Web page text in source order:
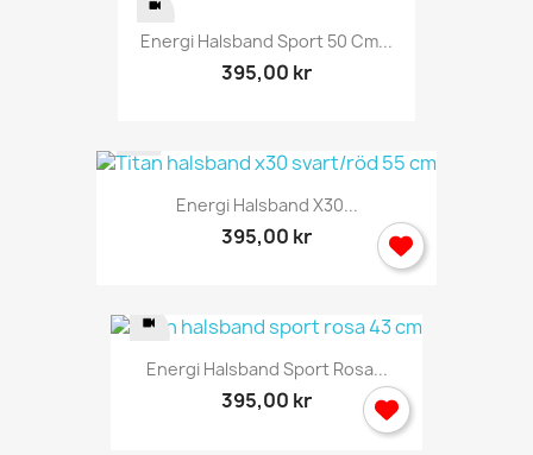
Energi Halsband Sport 50 Cm...
395,00 kr
Energi Halsband X30...
395,00 kr
Energi Halsband Sport Rosa...
395,00 kr